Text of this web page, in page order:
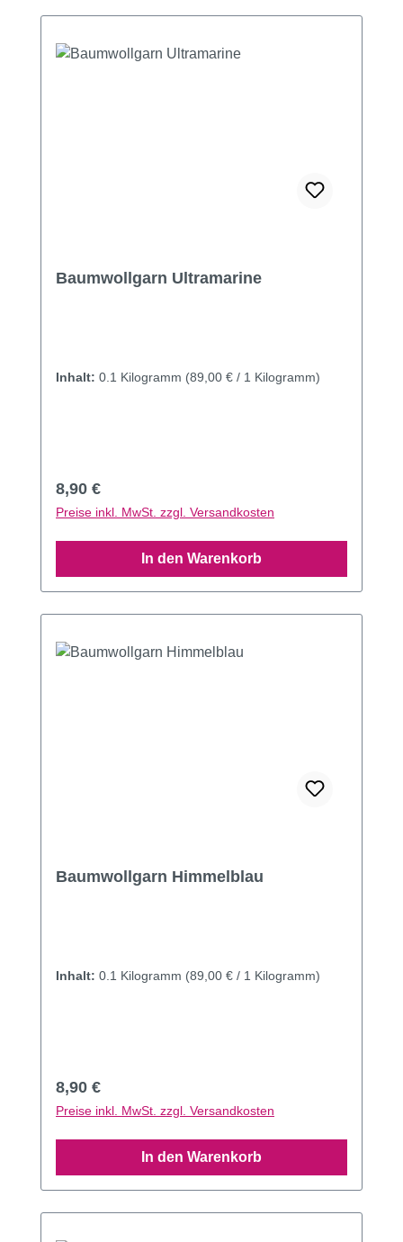
Baumwollgarn Ultramarine
Inhalt: 0.1 Kilogramm (89,00 € / 1 Kilogramm)
Regulärer Preis:
8,90 €
Preise inkl. MwSt. zzgl. Versandkosten
In den Warenkorb
Baumwollgarn Himmelblau
Inhalt: 0.1 Kilogramm (89,00 € / 1 Kilogramm)
Regulärer Preis:
8,90 €
Preise inkl. MwSt. zzgl. Versandkosten
In den Warenkorb